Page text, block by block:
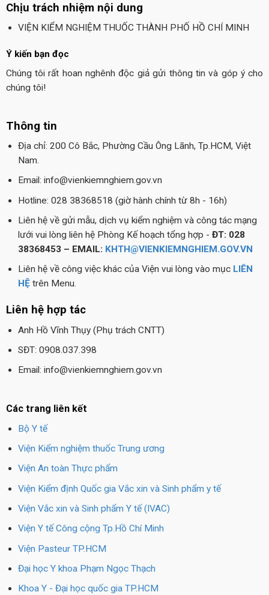
Chịu trách nhiệm nội dung
VIỆN KIỂM NGHIỆM THUỐC THÀNH PHỐ HỒ CHÍ MINH
Ý kiến bạn đọc
Chúng tôi rất hoan nghênh độc giả gửi thông tin và góp ý cho
chúng tôi!
Thông tin
Địa chỉ: 200 Cô Bắc, Phường Cầu Ông Lãnh, Tp.HCM, Việt
Nam.
Email: info@vienkiemnghiem.gov.vn
Hotline: 028 38368518 (giờ hành chính từ 8h - 16h)
Liên hệ về gửi mẫu, dịch vụ kiểm nghiệm và công tác mạng
lưới vui lòng liên hệ Phòng Kế hoạch tổng hợp - ĐT: 028
38368453 – EMAIL: KHTH@VIENKIEMNGHIEM.GOV.VN
Liên hệ về công việc khác của Viện vui lòng vào mục LIÊN
HỆtrên Menu.
Liên hệ hợp tác
Anh Hồ Vĩnh Thụy (Phụ trách CNTT)
SĐT: 0908.037.398
Email: info@vienkiemnghiem.gov.vn
Các trang liên kết
Bộ Y tế
Viện Kiểm nghiệm thuốc Trung ương
Viện An toàn Thực phẩm
Viện Kiểm định Quốc gia Vắc xin và Sinh phẩm y tế
Viện Vắc xin và Sinh phẩm Y tế (IVAC)
Viện Y tế Công cộng Tp.Hồ Chí Minh
Viện Pasteur TP.HCM
Đại học Y khoa Phạm Ngọc Thạch
Khoa Y - Đại học quốc gia TP.HCM